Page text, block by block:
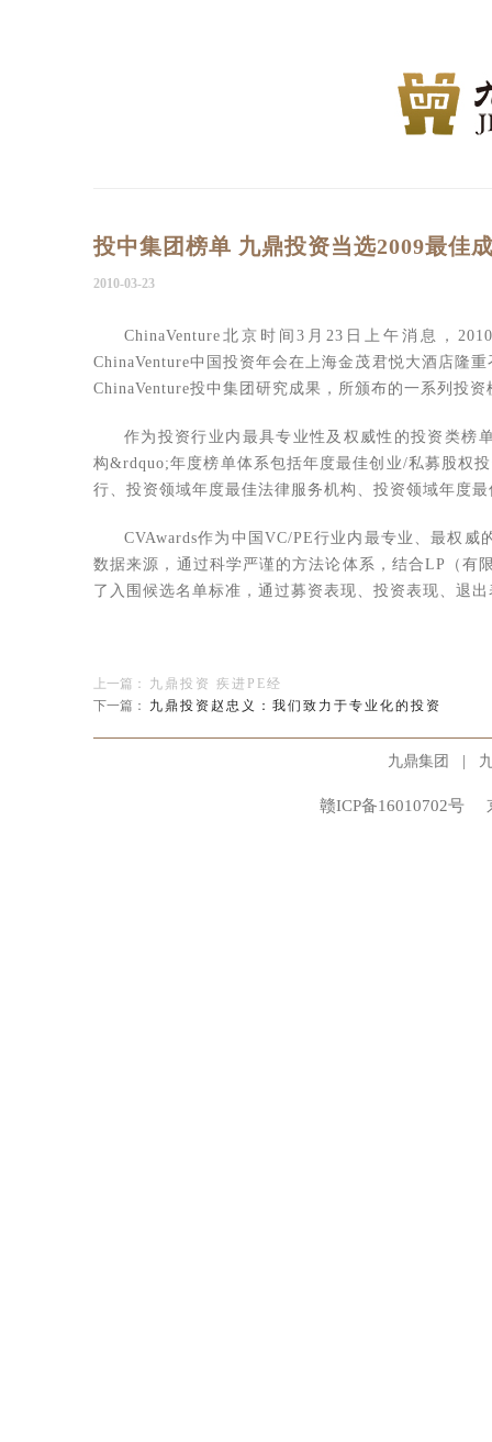
投中集团榜单 九鼎投资当选2009最佳
2010-03-23
ChinaVenture北京时间3月23日上午消息，
ChinaVenture中国投资年会在上海金茂君悦大酒店隆
ChinaVenture投中集团研究成果，所颁布的一系列投资
作为投资行业内最具专业性及权威性的投资类榜
构&rdquo;年度榜单体系包括年度最佳创业/私募股权
行、投资领域年度最佳法律服务机构、投资领域年度
CVAwards作为中国VC/PE行业内最专业、最权威
数据来源，通过科学严谨的方法论体系，结合LP（有
了入围候选名单标准，通过募资表现、投资表现、退
上一篇： 九鼎投资 疾进PE经
下一篇： 九鼎投资赵忠义：我们致力于专业化的投资
九鼎集团 |
赣ICP备16010702号